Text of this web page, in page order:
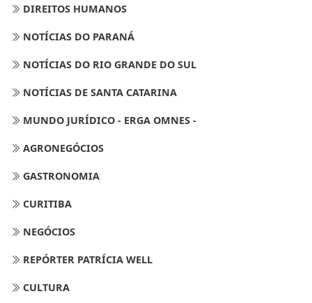
DIREITOS HUMANOS
NOTÍCIAS DO PARANÁ
NOTÍCIAS DO RIO GRANDE DO SUL
NOTÍCIAS DE SANTA CATARINA
MUNDO JURÍDICO - ERGA OMNES -
AGRONEGÓCIOS
GASTRONOMIA
CURITIBA
NEGÓCIOS
REPÓRTER PATRÍCIA WELL
CULTURA